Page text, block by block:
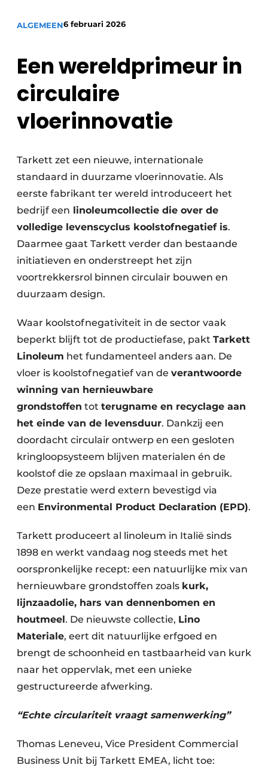
Aanmelden
Bedrijven
Bedrijven
Akoestiek
Beton & Staalbouw
Brandveiligheid
Dak & Gevel
Houtbouw
HVAC
Interieurarchitectuur
Keukens
Renovatie
Software
Toegangscontrole
Veiligheid & Opleiding
Zonwering
ALGEMEEN6 februari 2026
Een wereldprimeur in
circulaire
vloerinnovatie
Tarkett zet een nieuwe, internationale
standaard in duurzame vloerinnovatie. Als
eerste fabrikant ter wereld introduceert het
bedrijf een linoleumcollectie die over de
volledige levenscyclus koolstofnegatief is.
Daarmee gaat Tarkett verder dan bestaande
initiatieven en onderstreept het zijn
voortrekkersrol binnen circulair bouwen en
duurzaam design.
Waar koolstofnegativiteit in de sector vaak
beperkt blijft tot de productiefase, pakt Tarkett
Linoleum het fundamenteel anders aan. De
vloer is koolstofnegatief van de verantwoorde
winning van hernieuwbare
grondstoffen tot terugname en recyclage aan
het einde van de levensduur. Dankzij een
doordacht circulair ontwerp en een gesloten
kringloopsysteem blijven materialen én de
koolstof die ze opslaan maximaal in gebruik.
Deze prestatie werd extern bevestigd via
een Environmental Product Declaration (EPD).
Tarkett produceert al linoleum in Italië sinds
1898 en werkt vandaag nog steeds met het
oorspronkelijke recept: een natuurlijke mix van
hernieuwbare grondstoffen zoals kurk,
lijnzaadolie, hars van dennenbomen en
houtmeel. De nieuwste collectie, Lino
Materiale, eert dit natuurlijke erfgoed en
brengt de schoonheid en tastbaarheid van kurk
naar het oppervlak, met een unieke
gestructureerde afwerking.
“Echte circulariteit vraagt samenwerking”
Thomas Leneveu, Vice President Commercial
Business Unit bij Tarkett EMEA, licht toe: